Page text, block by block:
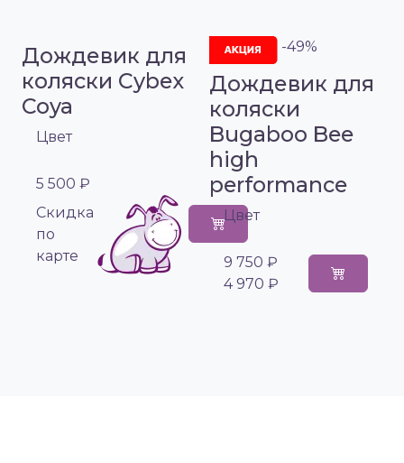
Дождевик для
коляски Cybex
Coya
Цвет
5 500 ₽
Cкидка
по
карте
-49%
Дождевик для
коляски
Bugaboo Bee
high
performance
Цвет
9 750 ₽
4 970 ₽